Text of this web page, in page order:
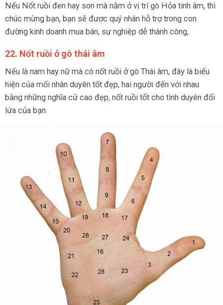
Nếu Nốt ruồi đen hay son mà nằm ở vị trí gò Hỏa tinh âm, thì
chúc mừng bạn, bạn sẽ được quý nhân hỗ trợ trong con
đường kinh doanh mua bán, sự nghiệp dễ thành công,
22. Nốt ruồi ở gò thái âm
Nếu là nam hay nữ mà có nốt ruồi ở gò Thái âm, đây là biểu
hiện của mối nhân duyên tốt đẹp, hai người đến với nhau
bằng những nghĩa cử cao đẹp, nốt ruồi tốt cho tình duyên đối
lứa của bạn.